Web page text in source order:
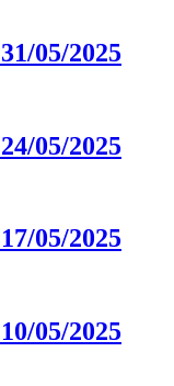
05/2025
05/2025
05/2025
05/2025